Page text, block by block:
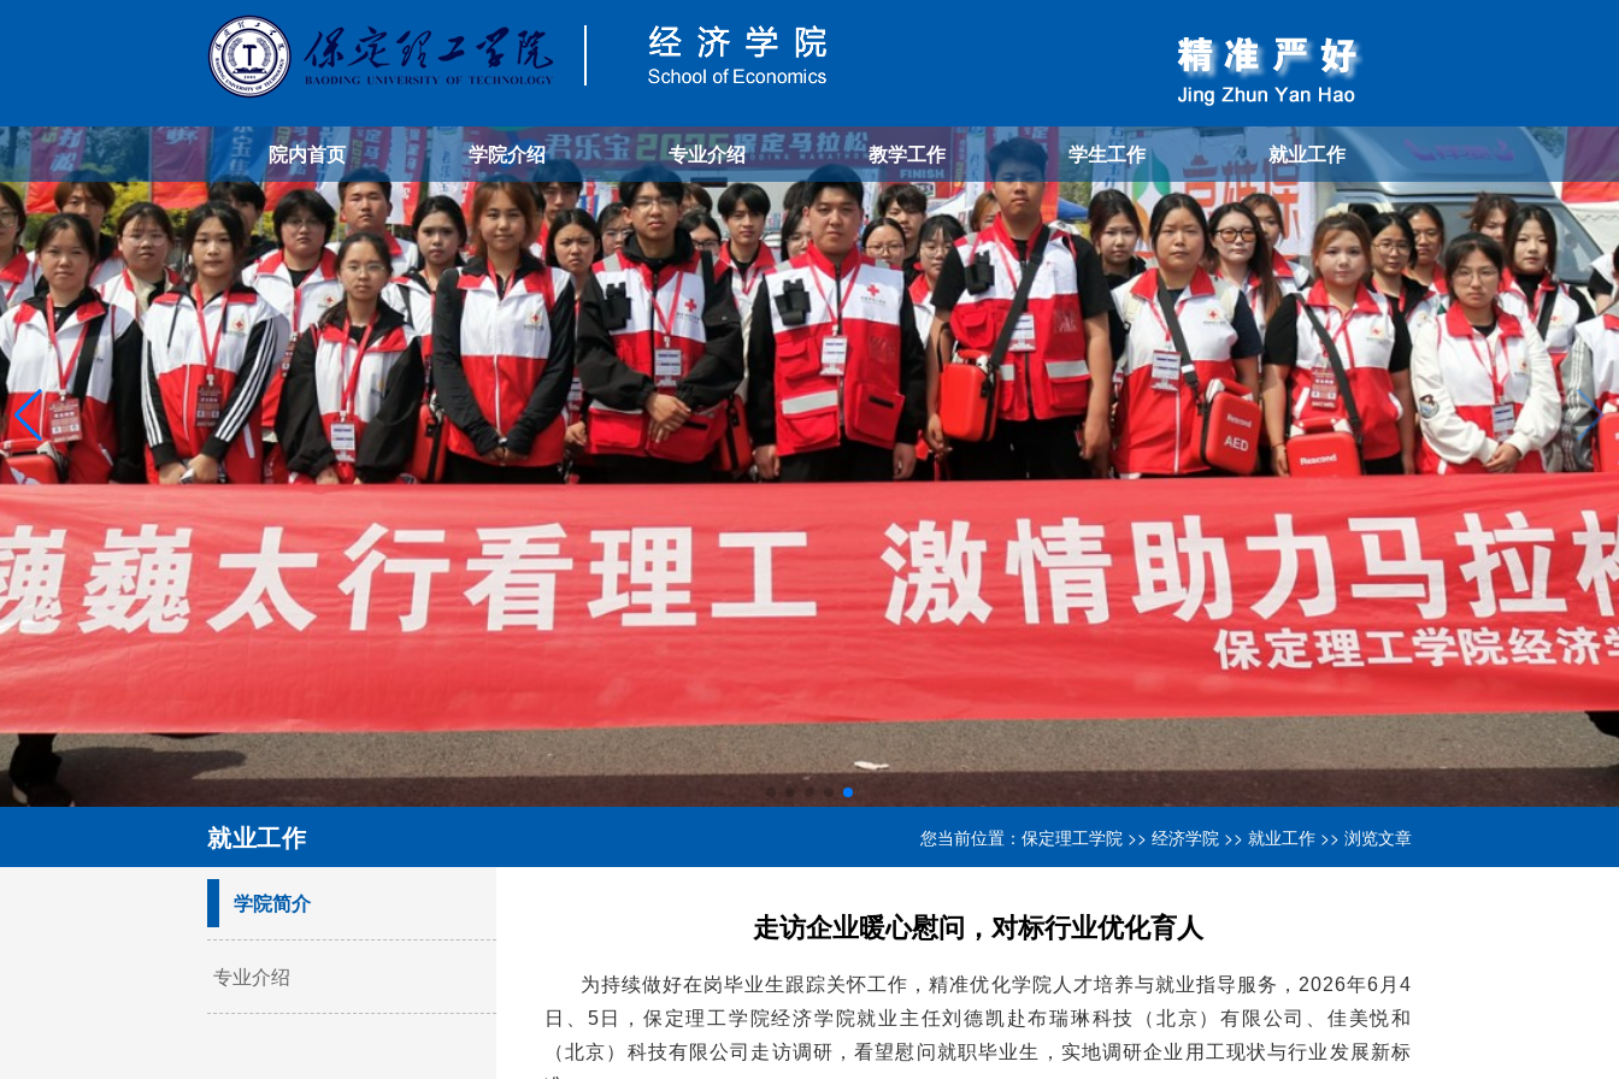
院内首页 学院介绍 专业介绍 教学工作 学生工作 就业工作
您当前位置： 保定理工学院 >> 经济学院 >> 就业工作 >> 浏览文章
就业工作
学院简介
专业介绍
走访企业暖心慰问，对标行业优化育人
为持续做好在岗毕业生跟踪关怀工作，精准优化学院人才培养与就业指导服务，2026年6月4
日、5日，保定理工学院经济学院就业主任刘德凯赴布瑞琳科技（北京）有限公司、佳美悦和
（北京）科技有限公司走访调研，看望慰问就职毕业生，实地调研企业用工现状与行业发展新标